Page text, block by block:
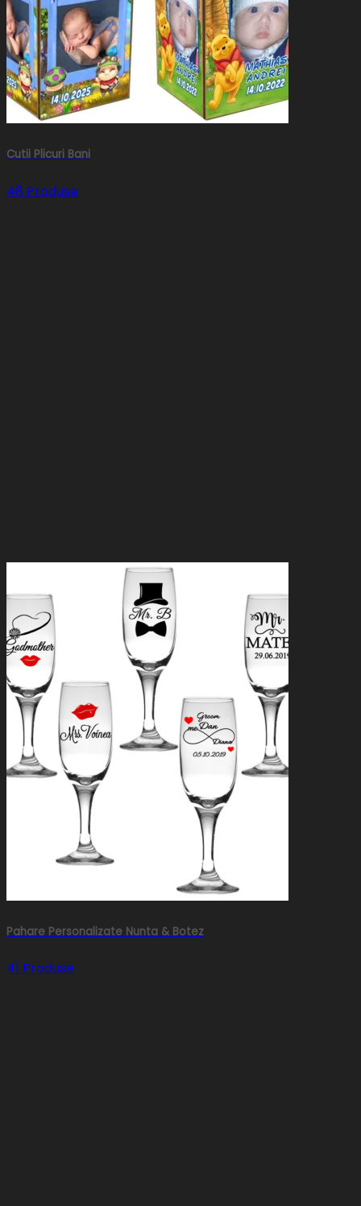
Cutii Plicuri Bani
48 Produse
Pahare Personalizate Nunta & Botez
41 Produse